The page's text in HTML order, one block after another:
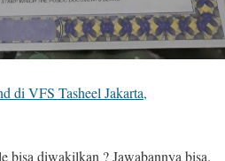
di VFS Tasheel Jakarta,
bisa diwakilkan ? Jawabannya bisa.